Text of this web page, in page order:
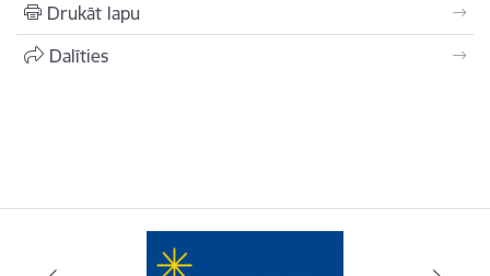
Drukāt lapu
Dalīties